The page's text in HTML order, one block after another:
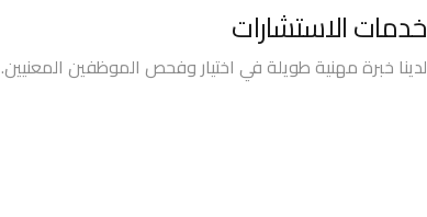
خدمات الاستشارات
لدينا خبرة مهنية طويلة في اختيار وفحص الموظفين المعنيين.